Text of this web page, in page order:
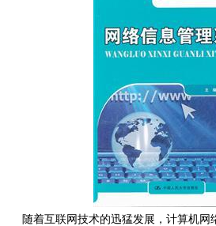
随着互联网技术的迅猛发展，计算机